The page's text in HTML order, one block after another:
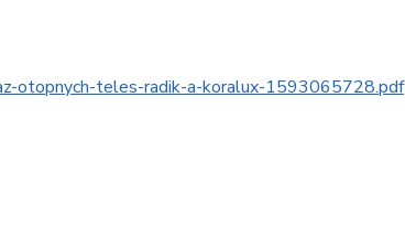
otopnych-teles-radik-a-koralux-1593065728.pdf